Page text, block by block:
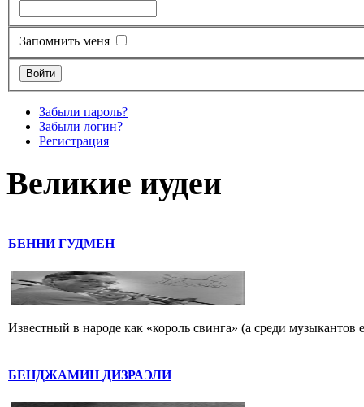
Запомнить меня
Забыли пароль?
Забыли логин?
Регистрация
Великие иудеи
БЕННИ ГУДМЕН
Известный в народе как «король свинга» (а среди
БЕНДЖАМИН ДИЗРАЭЛИ